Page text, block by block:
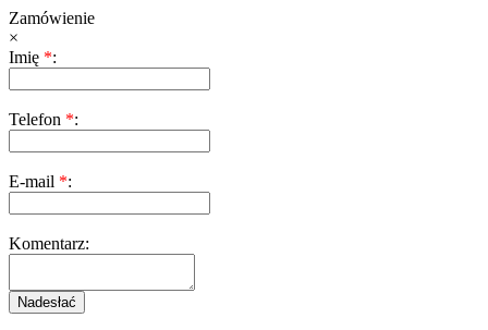
Zamówienie
×
Imię *:
Telefon *:
E-mail *:
Komentarz: